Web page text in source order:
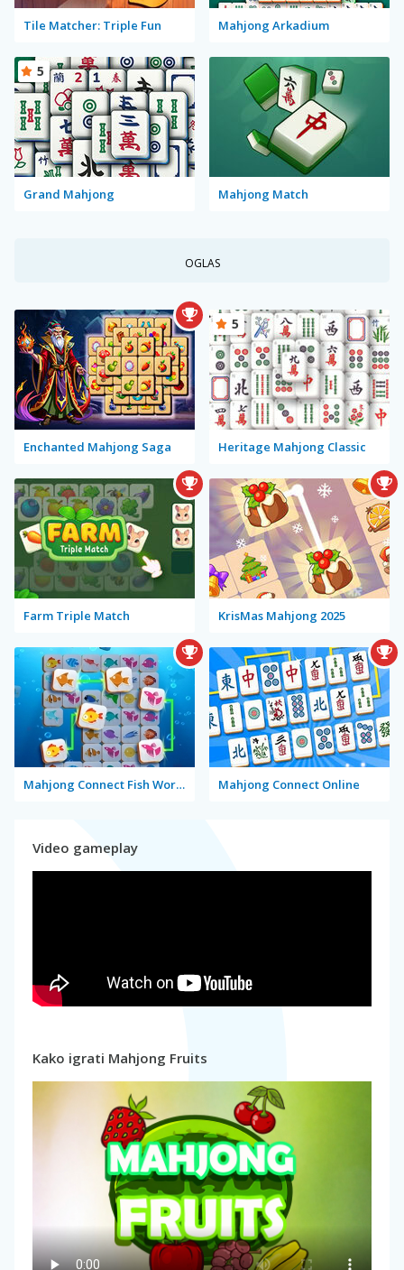
Tile Matcher: Triple Fun Mahjong Arkadium
Grand Mahjong
5
Mahjong Match
OGLAS
Enchanted Mahjong Saga Heritage Mahjong Classic
5
Farm Triple Match KrisMas Mahjong 2025
Mahjong Connect Fish World Mahjong Connect Online
Video gameplay
Kako igrati Mahjong Fruits